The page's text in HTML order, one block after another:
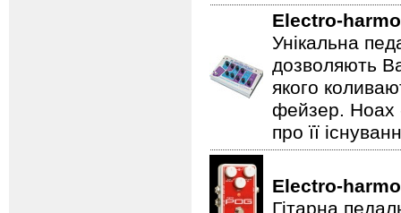
Electro-
Унікальна
дозволяють
якого
фейзер. Hoax
про її
Electro-